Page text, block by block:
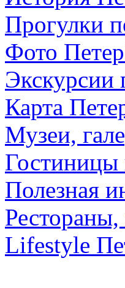
Прогулки
Фото
Экскурсии
Карта
Музеи,
Гостиницы
Полезная
Lifestyle